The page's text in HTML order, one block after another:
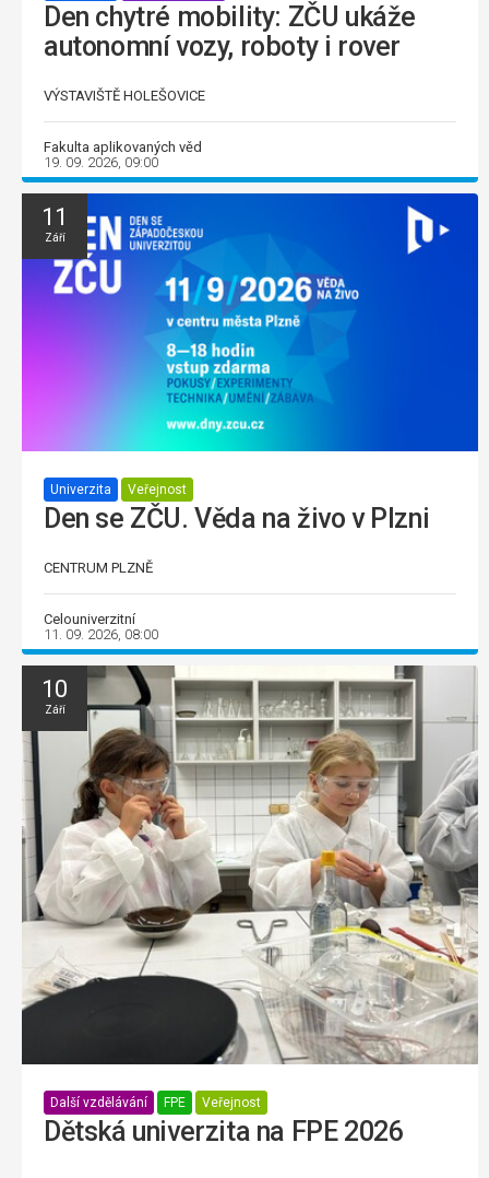
Den chytré mobility: ZČU ukáže
autonomní vozy, roboty i rover
VÝSTAVIŠTĚ HOLEŠOVICE
Fakulta aplikovaných věd
19. 09. 2026, 09:00
11
Září
Univerzita Veřejnost
Den se ZČU. Věda na živo v Plzni
CENTRUM PLZNĚ
Celouniverzitní
11. 09. 2026, 08:00
10
Září
Další vzdělávání FPE Veřejnost
Dětská univerzita na FPE 2026